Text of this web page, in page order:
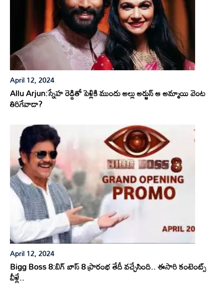
April 12, 2024
Allu Arjun:స్నేహ రెడ్డితో పెళ్లికి ముందు అల్లు అర్జున్ ఆ అమ్మాయి వెంట
తిరిగేవాడా?
April 12, 2024
Bigg Boss 8:బిగ్ బాస్ 8 ప్రారంభ తేదీ వచ్చేసింది.. ఈసారి కంటెంట్స్
వీళ్లే..